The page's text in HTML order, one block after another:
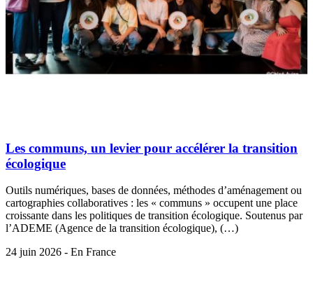
Les communs, un levier pour accélérer la transition
écologique
Outils numériques, bases de données, méthodes d’aménagement ou
cartographies collaboratives : les « communs » occupent une place
croissante dans les politiques de transition écologique. Soutenus par
l’ADEME (Agence de la transition écologique), (…)
24 juin 2026 - En France